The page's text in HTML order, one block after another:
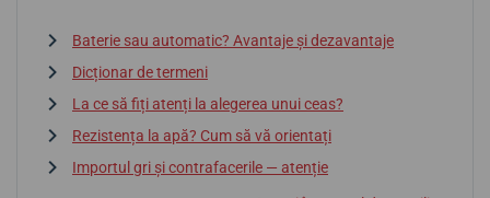
Baterie sau automatic? Avantaje și dezavantaje
Dicționar de termeni
La ce să fiți atenți la alegerea unui ceas?
Rezistența la apă? Cum să vă orientați
Importul gri și contrafacerile — atenție